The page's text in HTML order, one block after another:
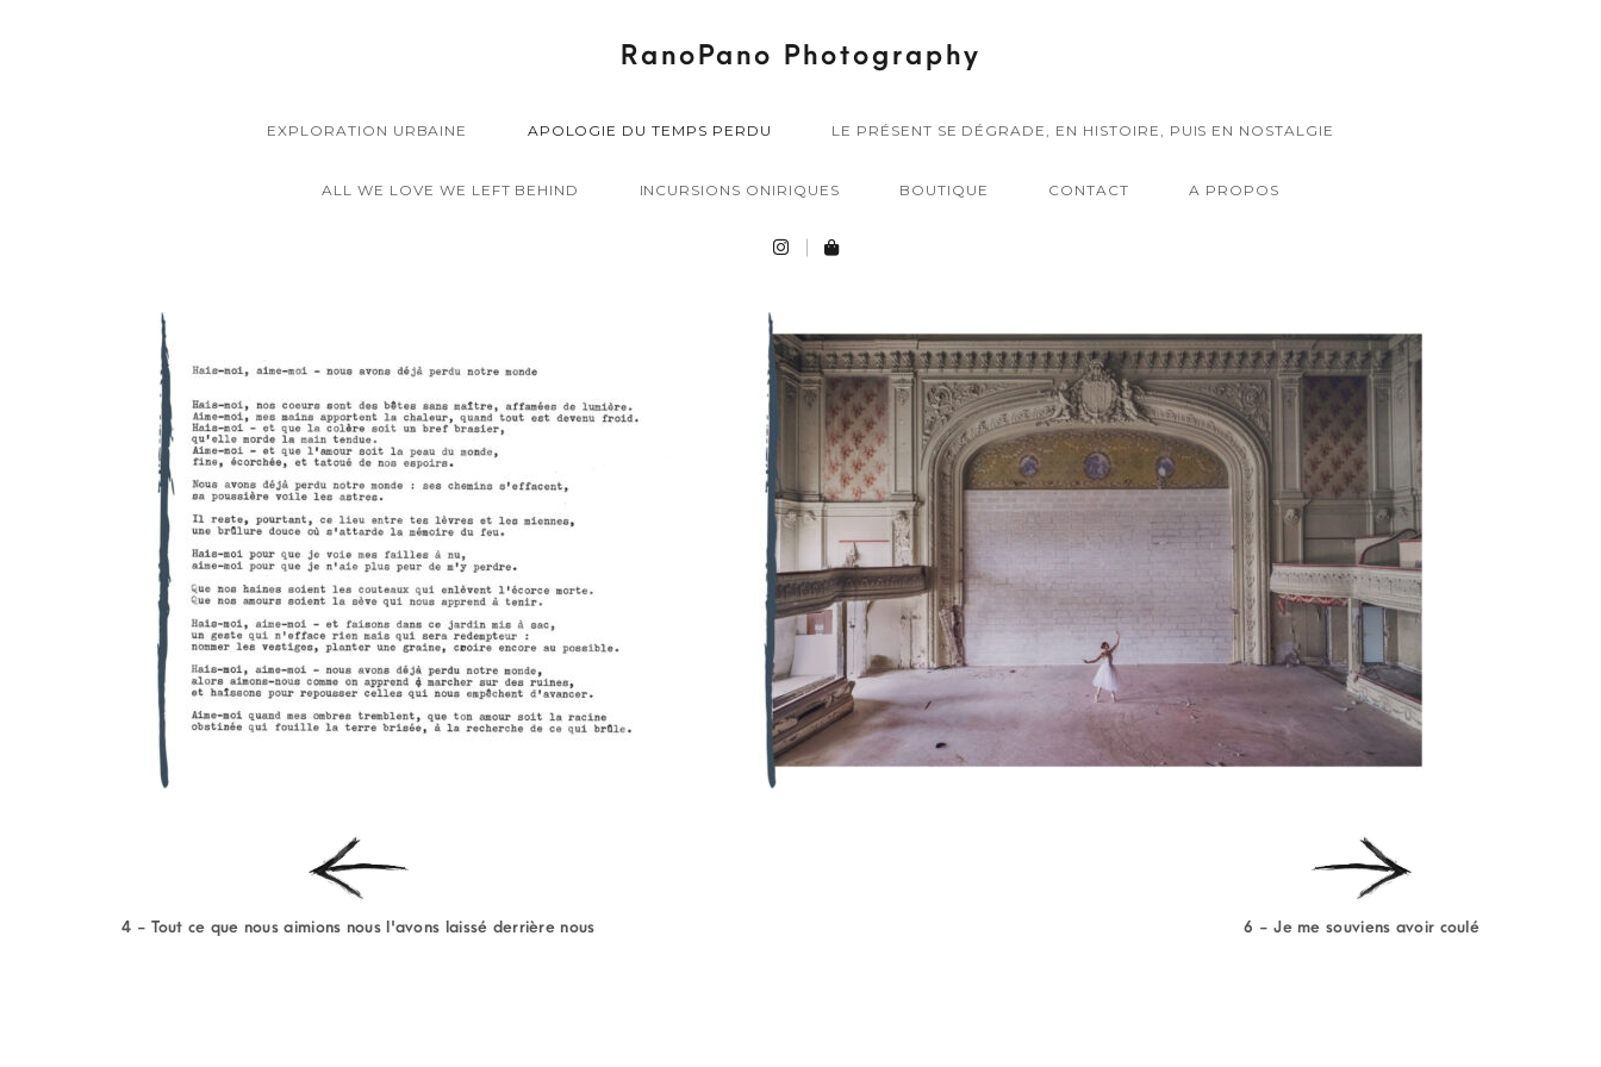
RanoPano Photography
EXPLORATION URBAINE APOLOGIE DU TEMPS PERDU LE PRÉSENT SE DÉGRADE, EN HISTOIRE, PUIS EN NOSTALGIE
ALL WE LOVE WE LEFT BEHIND INCURSIONS ONIRIQUES BOUTIQUE CONTACT A PROPOS
4 - Tout ce que nous aimions nous l'avons laissé derrière nous 6 - Je me souviens avoir coulé